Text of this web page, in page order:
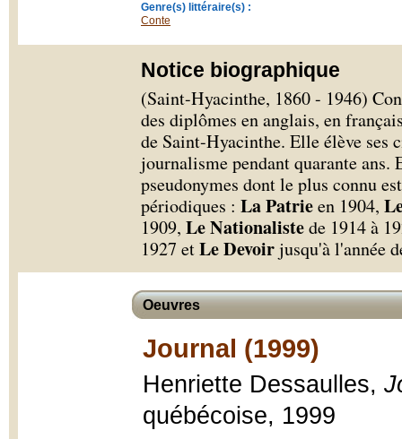
Genre(s) littéraire(s) :
Conte
Notice biographique
(Saint-Hyacinthe, 1860 - 1946)
des diplômes en anglais, en
de Saint-Hyacinthe. Elle élève ses
journalisme pendant quarante
pseudonymes dont le plus connu
périodiques : La Patrieen 1904,
1909, Le Nationalistede 1914 à
1927 etLe Devoirjusqu'à l'année
Oeuvres
Journal (1999)
Henriette Dessaulles,
québécoise, 1999